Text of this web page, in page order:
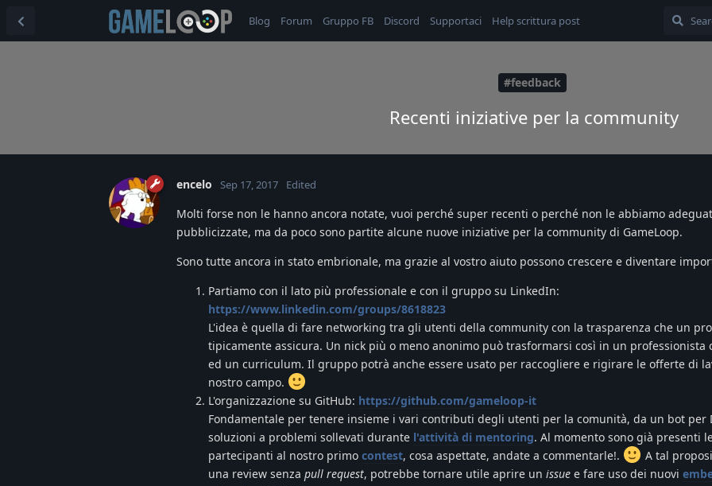
Blog Forum Gruppo FB Discord Supportaci Help scrittura post
#feedback
Recenti iniziative per la community
encelo Sep 17, 2017 Edited
Molti forse non le hanno ancora notate, vuoi perché super recenti o perché non le abbiamo
pubblicizzate, ma da poco sono partite alcune nuove iniziative per la community di GameLoop.
Sono tutte ancora in stato embrionale, ma grazie al vostro aiuto possono crescere e diventare
Partiamo con il lato più professionale e con il gruppo su LinkedIn:
https://www.linkedin.com/groups/8618823
L'idea è quella di fare networking tra gli utenti della community con la trasparenza che un
tipicamente assicura. Un nick più o meno anonimo può trasformarsi così in un professionista
ed un curriculum. Il gruppo potrà anche essere usato per raccogliere e rigirare le offerte di
nostro campo.
L'organizzazione su GitHub: https://github.com/gameloop-it
Fondamentale per tenere insieme i vari contributi degli utenti per la comunità, da un bot per
soluzioni a problemi sollevati durante l'attività di mentoring. Al momento sono già presenti
partecipanti al nostro primo contest, cosa aspettate, andate a commentarle!.
A tal
una review senza pull request, potrebbe tornare utile aprire un issue e fare uso dei nuovi